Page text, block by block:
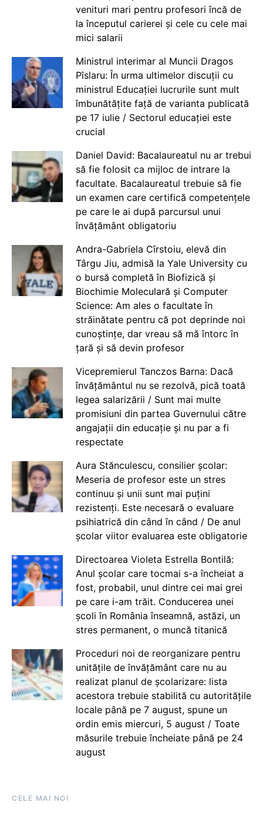
venituri mari pentru profesori încă de
la începutul carierei și cele cu cele mai
mici salarii
Ministrul interimar al Muncii Dragos
Pîslaru: În urma ultimelor discuții cu
ministrul Educației lucrurile sunt mult
îmbunătățite față de varianta publicată
pe 17 iulie / Sectorul educației este
crucial
Daniel David: Bacalaureatul nu ar trebui
să fie folosit ca mijloc de intrare la
facultate. Bacalaureatul trebuie să fie
un examen care certifică competențele
pe care le ai după parcursul unui
învățământ obligatoriu
Andra-Gabriela Cîrstoiu, elevă din
Târgu Jiu, admisă la Yale University cu
o bursă completă în Biofizică și
Biochimie Moleculară și Computer
Science: Am ales o facultate în
străinătate pentru că pot deprinde noi
cunoștințe, dar vreau să mă întorc în
țară și să devin profesor
Vicepremierul Tanczos Barna: Dacă
învățământul nu se rezolvă, pică toată
legea salarizării / Sunt mai multe
promisiuni din partea Guvernului către
angajații din educație și nu par a fi
respectate
Aura Stănculescu, consilier școlar:
Meseria de profesor este un stres
continuu și unii sunt mai puțini
rezistenți. Este necesară o evaluare
psihiatrică din când în când / De anul
școlar viitor evaluarea este obligatorie
Directoarea Violeta Estrella Bontilă:
Anul școlar care tocmai s-a încheiat a
fost, probabil, unul dintre cei mai grei
pe care i-am trăit. Conducerea unei
școli în România înseamnă, astăzi, un
stres permanent, o muncă titanică
Proceduri noi de reorganizare pentru
unitățile de învățământ care nu au
realizat planul de școlarizare: lista
acestora trebuie stabilită cu autoritățile
locale până pe 7 august, spune un
ordin emis miercuri, 5 august / Toate
măsurile trebuie încheiate până pe 24
august
CELE MAI NOI